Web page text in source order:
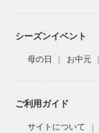
シーズンイベント
母の日 お中元
ご利用ガイド
サイトについて